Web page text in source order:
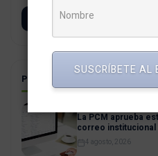
POSTS RELACIONADOS
La PCM aprueba
correo
4 agosto, 2026
SUSCRÍBETE AL